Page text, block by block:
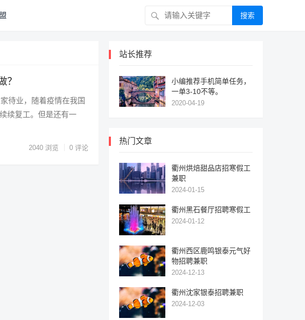
搜索
？
待业，随着疫情在我国
续复工。但是还有一
2040 浏览 0 评论
站长推荐
小编推荐手机简单任务，
一单3-10不等。
2020-04-19
热门文章
衢州烘焙甜品店招寒假工
兼职
2024-01-15
衢州黑石餐厅招聘寒假工
2024-01-12
衢州西区鹿鸣银泰元气好
物招聘兼职
2024-12-13
衢州沈家银泰招聘兼职
2024-12-03